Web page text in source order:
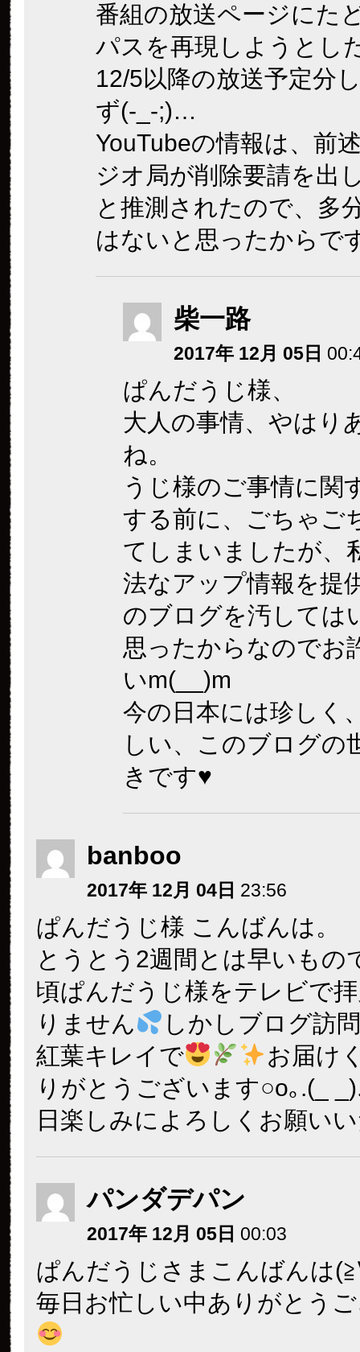
番組の放送ページにた
パスを再現しようとし
12/5以降の放送予定分
ず(-_-;)…
YouTubeの情報は、前
ジオ局が削除要請を出
と推測されたので、多
はないと思ったからで
柴一路
2017年 12月 05日
ぱんだうじ様、
大人の事情、やはり
ね。
うじ様のご事情に関
する前に、ごちゃご
てしまいましたが、
法なアップ情報を提
のブログを汚しては
思ったからなのでお
いm(__)m
今の日本には珍しく
しい、このブログの
きです♥
banboo
2017年 12月 04日 23:56
ぱんだうじ様 こんばんは。
とうとう2週間とは早いもの
頃ぱんだうじ様をテレビで
りません
しかしブログ訪
紅葉キレイで
お届け
りがとうございます○o｡.(_
日楽しみによろしくお願い
パンダデパン
2017年 12月 05日 00:03
ぱんだうじさまこんばんは
毎日お忙しい中ありがとう